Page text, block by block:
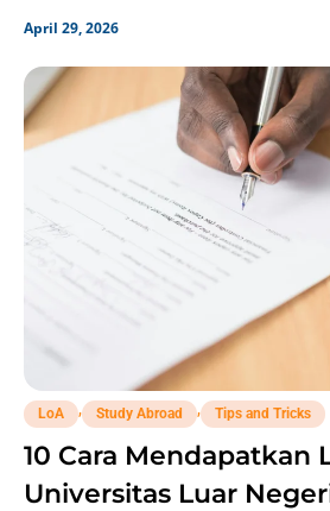
April 29, 2026
LoA Study Abroad Tips and Tricks
10 Cara Mendapatkan
Universitas Luar